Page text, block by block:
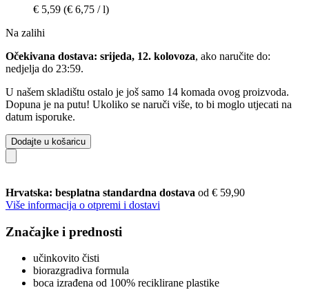
€ 5,59 (€ 6,75 / l)
Na zalihi
Očekivana dostava: srijeda, 12. kolovoza, ako naručite do:
nedjelja do 23:59.
U našem skladištu ostalo je još samo 14 komada ovog proizvoda.
Dopuna je na putu! Ukoliko se naruči više, to bi moglo utjecati na
datum isporuke.
Dodajte u košaricu
Hrvatska: besplatna standardna dostava od € 59,90
Više informacija o otpremi i dostavi
Značajke i prednosti
učinkovito čisti
biorazgradiva formula
boca izrađena od 100% reciklirane plastike